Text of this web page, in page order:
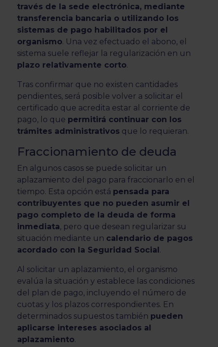
través de la sede electrónica, mediante
transferencia bancaria o utilizando los
sistemas de pago habilitados por el
organismo. Una vez efectuado el abono, el
sistema suele reflejar la regularización en un
plazo relativamente corto.
Tras confirmar que no existen cantidades
pendientes, será posible volver a solicitar el
certificado que acredita estar al corriente de
pago, lo que permitirá continuar con los
trámites administrativos que lo requieran.
Fraccionamiento de deuda
En algunos casos se puede solicitar un
aplazamiento del pago para fraccionarlo en el
tiempo. Esta opción está pensada para
contribuyentes que no pueden asumir el
pago completo de la deuda de forma
inmediata, pero que desean regularizar su
situación mediante un calendario de pagos
acordado con la Seguridad Social.
Al solicitar un aplazamiento, el organismo
evalúa la situación y establece las condiciones
del plan de pago, incluyendo el número de
cuotas y los plazos correspondientes. En
determinados supuestos también pueden
aplicarse intereses asociados al
aplazamiento.